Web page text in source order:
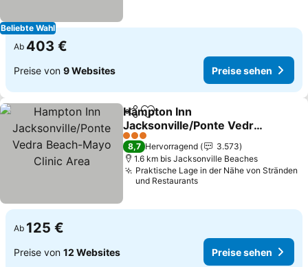
Beliebte Wahl
Ab 403 €
Preise von 9 Websites Preise sehen
TeilenZu Favoriten hinzufügen
Hampton Inn
Jacksonville/Ponte Vedra
Beach-Mayo Clinic Area
3 Sterne
8,7 Hervorragend
3.573
1.6 km bis Jacksonville Beaches
Praktische Lage in der Nähe von Stränden
und Restaurants
Ab 125 €
Preise von 12 Websites Preise sehen